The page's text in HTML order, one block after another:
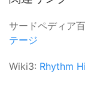
サードペディア
テージ
Wiki3: Rhythm